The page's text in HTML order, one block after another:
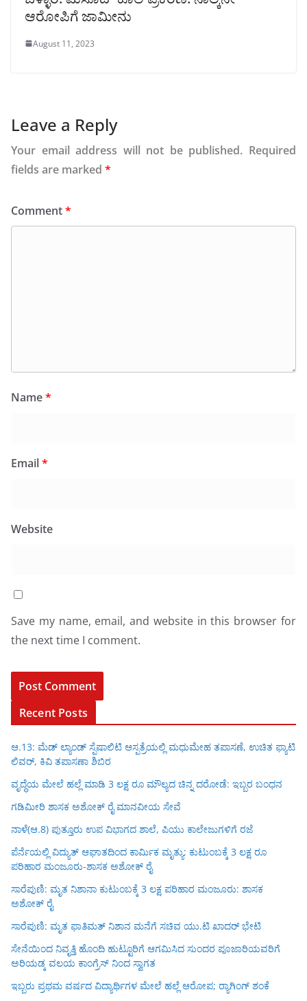
ಆರೋಪಿಗೆ ಜಾಮೀನು
August 11, 2023
Leave a Reply
Your email address will not be published. Required
fields are marked *
Comment*
Name*
Email*
Website
Save my name, email, and website in this browser for
the next time I comment.
Recent Posts
ಆ.13: ಮೆಡ್ ಲ್ಯಾಂಡ್ ಸ್ಪೆಷಾಲಿಟಿ ಆಸ್ಪತ್ರೆಯಲ್ಲಿ ಮಧುಮೇಹ ತಪಾಸಣೆ, ಉಚಿತ ಫ್ಯಾಟಿ
ಲಿವರ್, ಕಿವಿ ತಪಾಸಣಾ ಶಿಬಿರ
ವೃದ್ಧೆಯ ಮೇಲೆ ಹಲ್ಲೆ ಮಾಡಿ 3 ಲಕ್ಷ ರೂ ಮೌಲ್ಯದ ಚಿನ್ನ ದರೋಡೆ: ಇಬ್ಬರ ಬಂಧನ
ಗಡಿಮೀರಿ ಶಾಸಕ ಅಶೋಕ್ ರೈ ಮಾನವೀಯ ಸೇವೆ
ನಾಳೆ(ಆ.8) ಪುತ್ತೂರು ಉಪ ವಿಭಾಗದ ಶಾಲೆ, ಪಿಯು ಕಾಲೇಜುಗಳಿಗೆ ರಜೆ
ಪೆರ್ನೆಯಲ್ಲಿ ವಿದ್ಯುತ್ ಆಘಾತದಿಂದ ಕಾರ್ಮಿಕ ಮೃತ್ಯು: ಕುಟುಂಬಕ್ಕೆ 3 ಲಕ್ಷ ರೂ
ಪರಿಹಾರ ಮಂಜೂರು-ಶಾಸಕ ಅಶೋಕ್ ರೈ
ಸಾರೆಪುಣಿ: ಮೃತ ನಿಶಾನಾ ಕುಟುಂಬಕ್ಕೆ 3 ಲಕ್ಷ ಪರಿಹಾರ ಮಂಜೂರು: ಶಾಸಕ
ಅಶೋಕ್ ರೈ
ಸಾರೆಪುಣಿ: ಮೃತ ಫಾತಿಮತ್ ನಿಶಾನ ಮನೆಗೆ ಸಚಿವ ಯು.ಟಿ ಖಾದರ್ ಭೇಟಿ
ಸೇನೆಯಿಂದ ನಿವೃತ್ತಿ ಹೊಂದಿ ಹುಟ್ಟೂರಿಗೆ ಆಗಮಿಸಿದ ಸುಂದರ ಪೂಜಾರಿಯವರಿಗೆ
ಅರಿಯಡ್ಕ ವಲಯ ಕಾಂಗ್ರೆಸ್ ನಿಂದ ಸ್ವಾಗತ
ಇಬ್ಬರು ಪ್ರಥಮ ವರ್ಷದ ವಿದ್ಯಾರ್ಥಿಗಳ ಮೇಲೆ ಹಲ್ಲೆ ಆರೋಪ; ರ‍್ಯಾಗಿಂಗ್ ಶಂಕೆ